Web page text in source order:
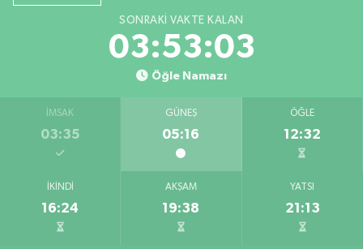
SONRAKI VAKTE KALAN
03:53:02
Öğle Namazı
İMSAK
03:35
GÜNEŞ
05:16
ÖĞLE
12:32
İKINDI
16:24
AKŞAM
19:38
YATSI
21:13